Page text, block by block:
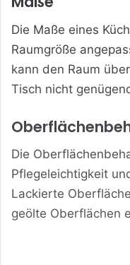
Die Maße eines
Raumgröße
kann den Raum
Tisch nicht
Die
Pflegeleichtigkeit
Lackierte
geölte Oberflächen